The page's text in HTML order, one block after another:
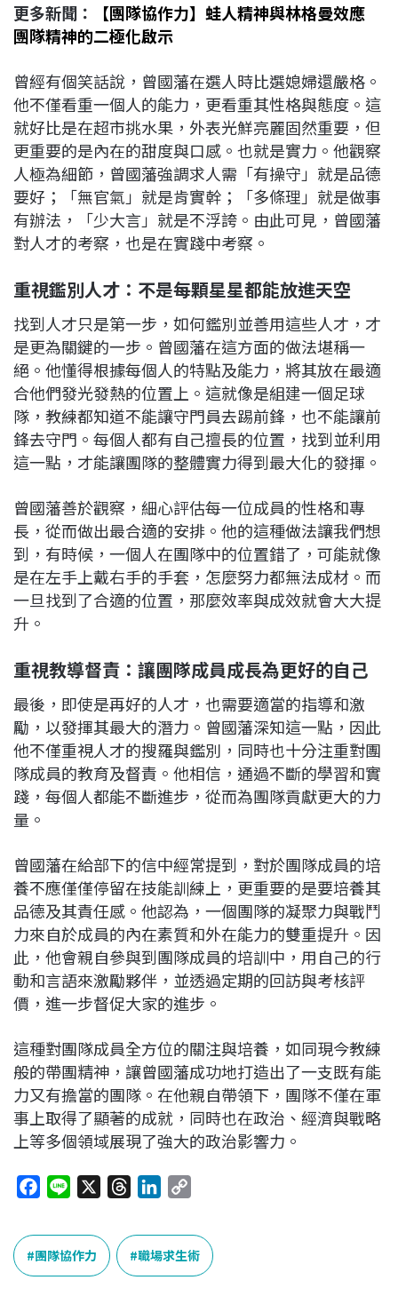
更多新聞：
【團隊協作力】蛙人精神與林格曼效應
團隊精神的二極化啟示
曾經有個笑話說，曾國藩在選人時比選媳婦還嚴格。
他不僅看重一個人的能力，更看重其性格與態度。這
就好比是在超市挑水果，外表光鮮亮麗固然重要，但
更重要的是內在的甜度與口感。也就是實力。他觀察
人極為細節，曾國藩強調求人需「有操守」就是品德
要好；「無官氣」就是肯實幹；「多條理」就是做事
有辦法，「少大言」就是不浮誇。由此可見，曾國藩
對人才的考察，也是在實踐中考察。
重視鑑別人才：不是每顆星星都能放進天空
找到人才只是第一步，如何鑑別並善用這些人才，才
是更為關鍵的一步。曾國藩在這方面的做法堪稱一
絕。他懂得根據每個人的特點及能力，將其放在最適
合他們發光發熱的位置上。這就像是組建一個足球
隊，教練都知道不能讓守門員去踢前鋒，也不能讓前
鋒去守門。每個人都有自己擅長的位置，找到並利用
這一點，才能讓團隊的整體實力得到最大化的發揮。
曾國藩善於觀察，細心評估每一位成員的性格和專
長，從而做出最合適的安排。他的這種做法讓我們想
到，有時候，一個人在團隊中的位置錯了，可能就像
是在左手上戴右手的手套，怎麼努力都無法成材。而
一旦找到了合適的位置，那麼效率與成效就會大大提
升。
重視教導督責：讓團隊成員成長為更好的自己
最後，即使是再好的人才，也需要適當的指導和激
勵，以發揮其最大的潛力。曾國藩深知這一點，因此
他不僅重視人才的搜羅與鑑別，同時也十分注重對團
隊成員的教育及督責。他相信，通過不斷的學習和實
踐，每個人都能不斷進步，從而為團隊貢獻更大的力
量。
曾國藩在給部下的信中經常提到，對於團隊成員的培
養不應僅僅停留在技能訓練上，更重要的是要培養其
品德及其責任感。他認為，一個團隊的凝聚力與戰鬥
力來自於成員的內在素質和外在能力的雙重提升。因
此，他會親自參與到團隊成員的培訓中，用自己的行
動和言語來激勵夥伴，並透過定期的回訪與考核評
價，進一步督促大家的進步。
這種對團隊成員全方位的關注與培養，如同現今教練
般的帶團精神，讓曾國藩成功地打造出了一支既有能
力又有擔當的團隊。在他親自帶領下，團隊不僅在軍
事上取得了顯著的成就，同時也在政治、經濟與戰略
上等多個領域展現了強大的政治影響力。
c
e
b
n
e
r
e
a
n
k
e
p
y
L
團隊協作力 職場求生術